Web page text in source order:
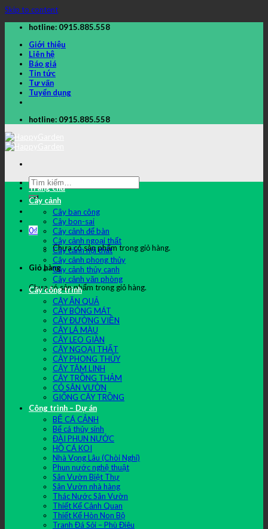
Skip to content
hotline: 0915.885.558
Giới thiệu
Liên hệ
Báo giá
Tin tức
Tư vấn
Tuyển dụng
hotline: 0915.885.558
0₫
Chưa có sản phẩm trong giỏ hàng.
Giỏ hàng
Chưa có sản phẩm trong giỏ hàng.
Trang chủ
Cây cảnh
Cây ban công
Cây bon-sai
Cây cảnh để bàn
Cây cảnh ngoại thất
Cây cảnh nội thất
Cây cảnh phong thủy
Cây cảnh thủy canh
Cây cảnh văn phòng
Cây công trình
CÂY ĂN QUẢ
CÂY BÓNG MÁT
CÂY ĐƯỜNG VIỀN
CÂY LÁ MÀU
CÂY LEO GIÀN
CÂY NGOẠI THẤT
CÂY PHONG THỦY
CÂY TÂM LINH
CÂY TRỒNG THẢM
CỎ SÂN VƯỜN
GIỐNG CÂY TRỒNG
Công trình – Dự án
BỂ CÁ CẢNH
Bể cá thủy sinh
ĐÀI PHUN NƯỚC
HỒ CÁ KOI
Nhà Vọng Lâu (Chòi Nghỉ)
Phun nước nghệ thuật
Sân Vườn Biệt Thự
Sân Vườn nhà hàng
Thác Nước Sân Vườn
Thiết Kế Cảnh Quan
Thiết Kế Hòn Non Bộ
Tranh Đá Sỏi – Phù Điêu